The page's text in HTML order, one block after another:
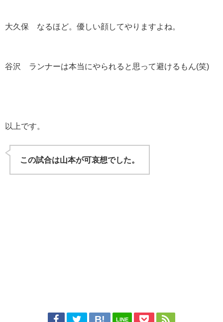
大久保 なるほど。優しい顔してやりますよね。
谷沢 ランナーは本当にやられると思って避けるもん (笑)
以上です。
この試合は山本が可哀想でした。
LINE